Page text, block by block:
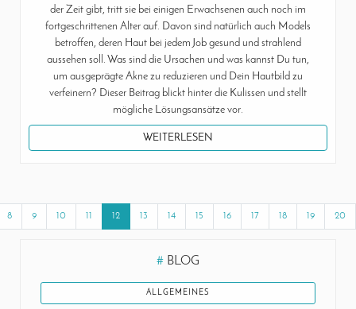
der Zeit gibt, tritt sie bei einigen Erwachsenen auch noch im
fortgeschrittenen Alter auf. Davon sind natürlich auch Models
betroffen, deren Haut bei jedem Job gesund und strahlend
aussehen soll. Was sind die Ursachen und was kannst Du tun,
um ausgeprägte Akne zu reduzieren und Dein Hautbild zu
verfeinern? Dieser Beitrag blickt hinter die Kulissen und stellt
mögliche Lösungsansätze vor.
WEITERLESEN
8 9 10 11 12 13 14 15 16 17 18 19 20
# BLOG
ALLGEMEINES